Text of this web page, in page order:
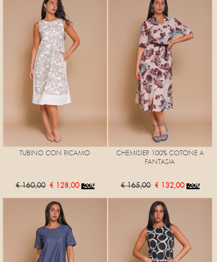
TUBINO CON RICAMO
€ 160,00 € 128,00 -20%
CHEMISIER 100% COTONE A
FANTASIA
€ 165,00 € 132,00 -20%